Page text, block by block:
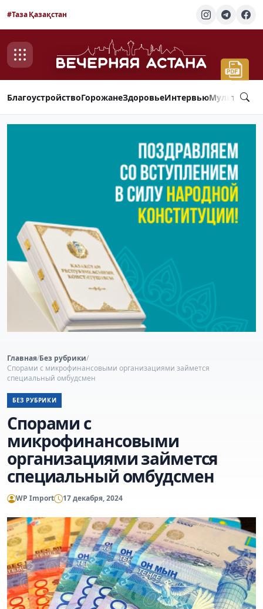
#Таза Қазақстан
БлагоустройствоГорожанеЗдоровьеИнтервью
Главная/Без рубрики/
Спорами с микрофинансовыми организациями займется
специальный омбудсмен
БЕЗ РУБРИКИ
Спорами с
микрофинансовыми
организациями займется
специальный омбудсмен
WP Import 17 декабря, 2024